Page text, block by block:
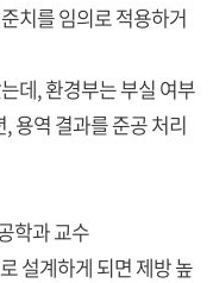
치를 임의로 적용하거
데, 환경부는 부실 여부
용역 결과를 준공 처리
학과 교수
설계하게 되면 제방 높